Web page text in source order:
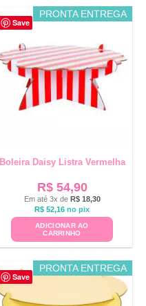
Save
PRONTA ENTREGA
Boleira Daisy Listra Vermelha
R$54,90
Em até 3x de R$18,30
R$ 52,16 no pix
ADICIONAR AO
CARRINHO
Save
PRONTA ENTREGA